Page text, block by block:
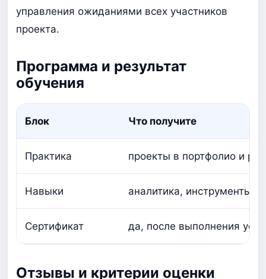
управления ожиданиями всех участников
проекта.
Программа и результат
обучения
Блок Что получите
Практика проекты в портфолио и
Навыки аналитика, инструменты,
Сертификат да, после выполнения
Отзывы и критерии оценки